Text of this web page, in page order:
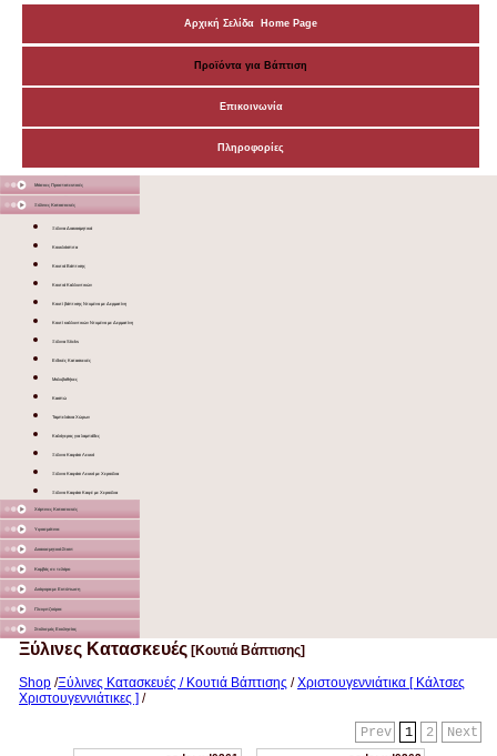
Αρχική Σελίδα Home Page
Προϊόντα για Βάπτιση
Επικοινωνία
Πληροφορίες
Μάσκες Προστατευτικές
Ξύλινες Κατασκευές
Ξύλινα Διακοσμητικά
Κουκλόσπιτα
Κουτιά Βάπτισης
Κουτιά Καλλυντικών
Κουτί βάπτισης Ντυμένο με Δερματίνη
Κουτί καλλυντικών Ντυμένο με Δερματίνη
Ξύλινα Sticks
Ειδικές Κατασκευές
Μολυβοθήκες
Κασπώ
Ταμπελάκια Χώρων
Καλόγερος για λαμπάδες
Ξύλινο Καφάσι Λευκό
Ξύλινο Καφάσι Λευκό με Χερούλια
Ξύλινο Καφάσι Καφέ με Χερούλια
Χάρτινες Κατασκευές
Υφασμάτινα
Διακοσμητικά Σταντ
Καμβάς σε τελάρο
Διάφορα με Εκτύπωση
Γλειφιτζούρια
Στολισμός Εκκλησίας
Ξύλινες Κατασκευές [Κουτιά Βάπτισης]
Shop /Ξύλινες Κατασκευές / Κουτιά Βάπτισης /Χριστουγεννιάτικα [ Κάλτσες
Χριστουγεννιάτικες ] /
Next
2
1
Prev